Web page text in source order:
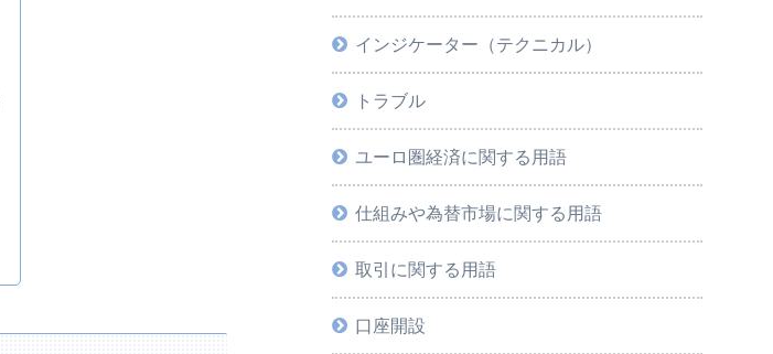
インジケーター（テクニカル）
トラブル
ユーロ圏経済に関する用語
仕組みや為替市場に関する用語
取引に関する用語
口座開設